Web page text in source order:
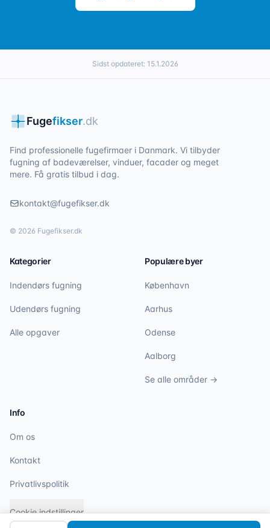
Sidst opdateret: 15.1.2026
Fugefikser.dk
Find professionelle fugefirmaer i Danmark. Vi tilbyder
fugning af badeværelser, vinduer, facader og meget
mere. Få gratis tilbud i dag.
kontakt@fugefikser.dk
© 2026 Fugefikser.dk
Kategorier
Indendørs fugning
Udendørs fugning
Alle opgaver
Populære byer
København
Aarhus
Odense
Aalborg
Se alle områder →
Info
Om os
Kontakt
Privatlivspolitik
Cookie indstillinger